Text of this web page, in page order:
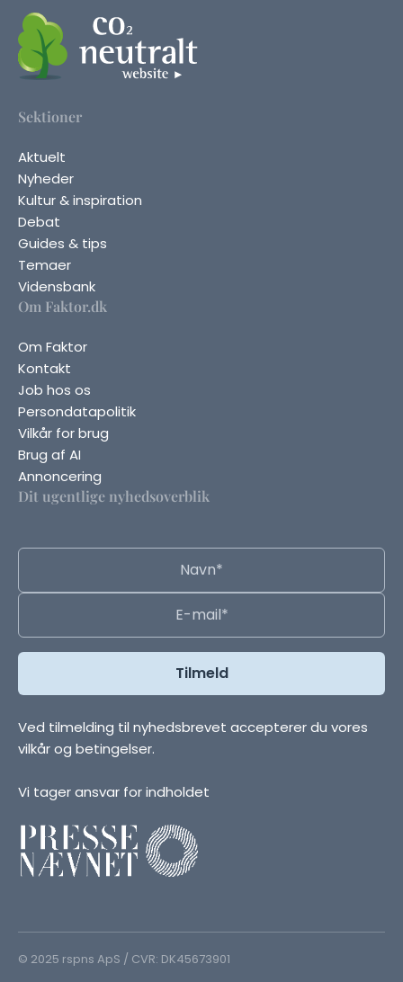
Sektioner
Aktuelt
Nyheder
Kultur & inspiration
Debat
Guides & tips
Temaer
Vidensbank
Om Faktor.dk
Om Faktor
Kontakt
Job hos os
Persondatapolitik
Vilkår for brug
Brug af AI
Annoncering
Dit ugentlige nyhedsoverblik
Ved tilmelding til nyhedsbrevet accepterer du vores
vilkår og betingelser.
Vi tager ansvar for indholdet
© 2025 rspns ApS / CVR: DK45673901